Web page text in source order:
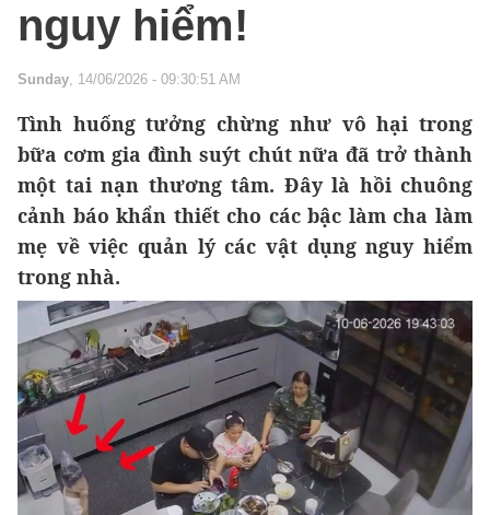
nguy hiểm!
Sunday, 14/06/2026 - 09:30:51 AM
Tình huống tưởng chừng như vô hại trong
bữa cơm gia đình suýt chút nữa đã trở thành
một tai nạn thương tâm. Đây là hồi chuông
cảnh báo khẩn thiết cho các bậc làm cha làm
mẹ về việc quản lý các vật dụng nguy hiểm
trong nhà.